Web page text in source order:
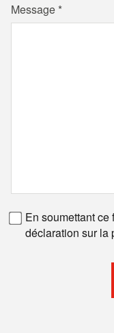
Message
En soumettant
déclaration sur la